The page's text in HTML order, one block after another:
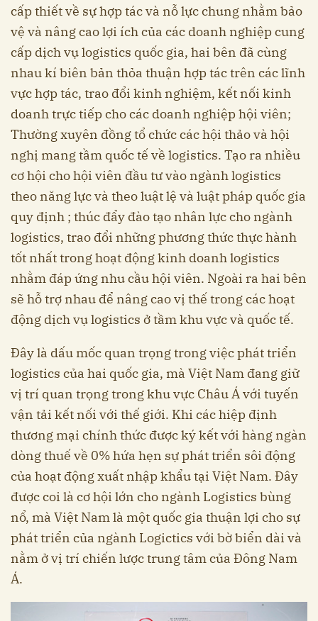
cấp thiết về sự hợp tác và nỗ lực chung nhằm bảo
vệ và nâng cao lợi ích của các doanh nghiệp cung
cấp dịch vụ logistics quốc gia, hai bên đã cùng
nhau kí biên bản thỏa thuận hợp tác trên các lĩnh
vực hợp tác, trao đổi kinh nghiệm, kết nối kinh
doanh trực tiếp cho các doanh nghiệp hội viên;
Thường xuyên đồng tổ chức các hội thảo và hội
nghị mang tầm quốc tế về logistics. Tạo ra nhiều
cơ hội cho hội viên đầu tư vào ngành logistics
theo năng lực và theo luật lệ và luật pháp quốc gia
quy định ; thúc đẩy đào tạo nhân lực cho ngành
logistics, trao đổi những phương thức thực hành
tốt nhất trong hoạt động kinh doanh logistics
nhằm đáp ứng nhu cầu hội viên. Ngoài ra hai bên
sẽ hỗ trợ nhau để nâng cao vị thế trong các hoạt
động dịch vụ logistics ở tầm khu vực và quốc tế.
Đây là dấu mốc quan trọng trong việc phát triển
logistics của hai quốc gia, mà Việt Nam đang giữ
vị trí quan trọng trong khu vực Châu Á với tuyến
vận tải kết nối với thế giới. Khi các hiệp định
thương mại chính thức được ký kết với hàng ngàn
dòng thuế về 0% hứa hẹn sự phát triển sôi động
của hoạt động xuất nhập khẩu tại Việt Nam. Đây
được coi là cơ hội lớn cho ngành Logistics bùng
nổ, mà Việt Nam là một quốc gia thuận lợi cho sự
phát triển của ngành Logictics với bờ biển dài và
nằm ở vị trí chiến lược trung tâm của Đông Nam
Á.